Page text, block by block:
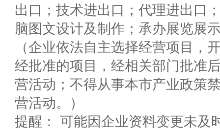
出口；技术进出口；代理进出口
脑图文设计及制作；承办展览展
（企业依法自主选择经营项目，
经批准的项目，经相关部门批准
营活动；不得从事本市产业政策
营活动。）
提醒： 可能因企业资料变更未及